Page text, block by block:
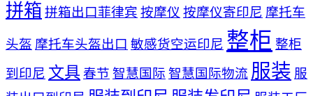
拼箱 拼箱出口菲律宾 按摩仪 按摩仪寄印尼 摩托车
头盔 摩托车头盔出口 敏感货空运印尼 整柜 整柜
到印尼 文具 春节 智慧国际 智慧国际物流 服装 服